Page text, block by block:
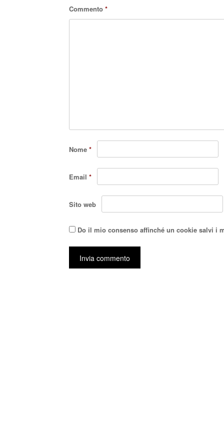
Commento *
Nome *
Email *
Sito web
Do il mio consenso affinché un cookie salvi i